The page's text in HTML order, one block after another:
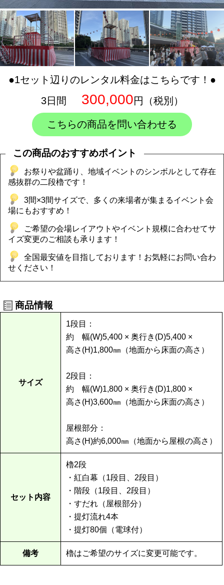
●1セット辺りのレンタル料金はこちらです！●
3日間
300,000円（税別）
こちらの商品を問い合わせる
この商品のおすすめポイント
お祭りや盆踊り、地域イベントのシンボルとして存在
感抜群の二段櫓です！
3間×3間サイズで、多くの来場者が集まるイベント会
場にもおすすめ！
ご希望の会場レイアウトやイベント規模に合わせてサ
イズ変更のご相談も承ります！
全国最安値を目指しております！お気軽にお問い合わ
せください！
商品情報
サイズ
1段目：
約 幅(W)5,400 × 奥行き(D)5,400 ×
高さ(H)1,800㎜（地面から床面の高さ）
2段目：
約 幅(W)1,800 × 奥行き(D)1,800 ×
高さ(H)3,600㎜（地面から床面の高さ）
屋根部分：
高さ(H)約6,000㎜（地面から屋根の高さ）
セット内容
櫓2段
・紅白幕（1段目、2段目）
・階段（1段目、2段目）
・すだれ（屋根部分）
・提灯流れ4本
・提灯80個（電球付）
備考 櫓はご希望のサイズに変更可能です。